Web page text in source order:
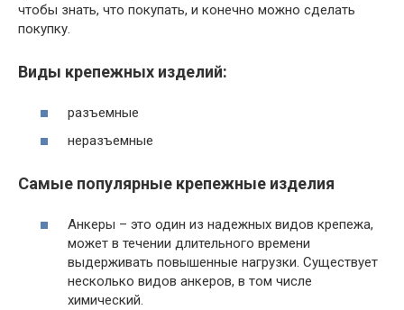
чтобы знать, что покупать, и конечно можно сделать
покупку.
Виды крепежных изделий:
разъемные
неразъемные
Самые популярные крепежные изделия
Анкеры – это один из надежных видов крепежа,
может в течении длительного времени
выдерживать повышенные нагрузки. Существует
несколько видов анкеров, в том числе
химический.